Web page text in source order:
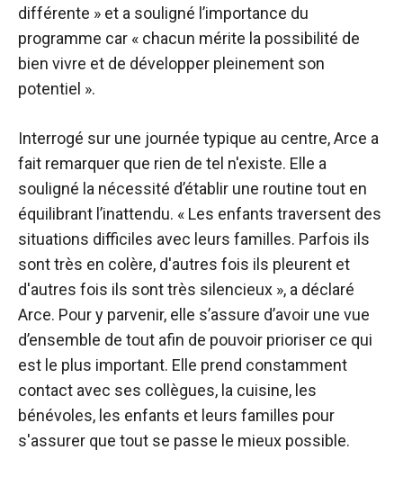
différente » et a souligné l’importance du
programme car « chacun mérite la possibilité de
bien vivre et de développer pleinement son
potentiel ».
Interrogé sur une journée typique au centre, Arce a
fait remarquer que rien de tel n'existe. Elle a
souligné la nécessité d’établir une routine tout en
équilibrant l’inattendu. « Les enfants traversent des
situations difficiles avec leurs familles. Parfois ils
sont très en colère, d'autres fois ils pleurent et
d'autres fois ils sont très silencieux », a déclaré
Arce. Pour y parvenir, elle s’assure d’avoir une vue
d’ensemble de tout afin de pouvoir prioriser ce qui
est le plus important. Elle prend constamment
contact avec ses collègues, la cuisine, les
bénévoles, les enfants et leurs familles pour
s'assurer que tout se passe le mieux possible.